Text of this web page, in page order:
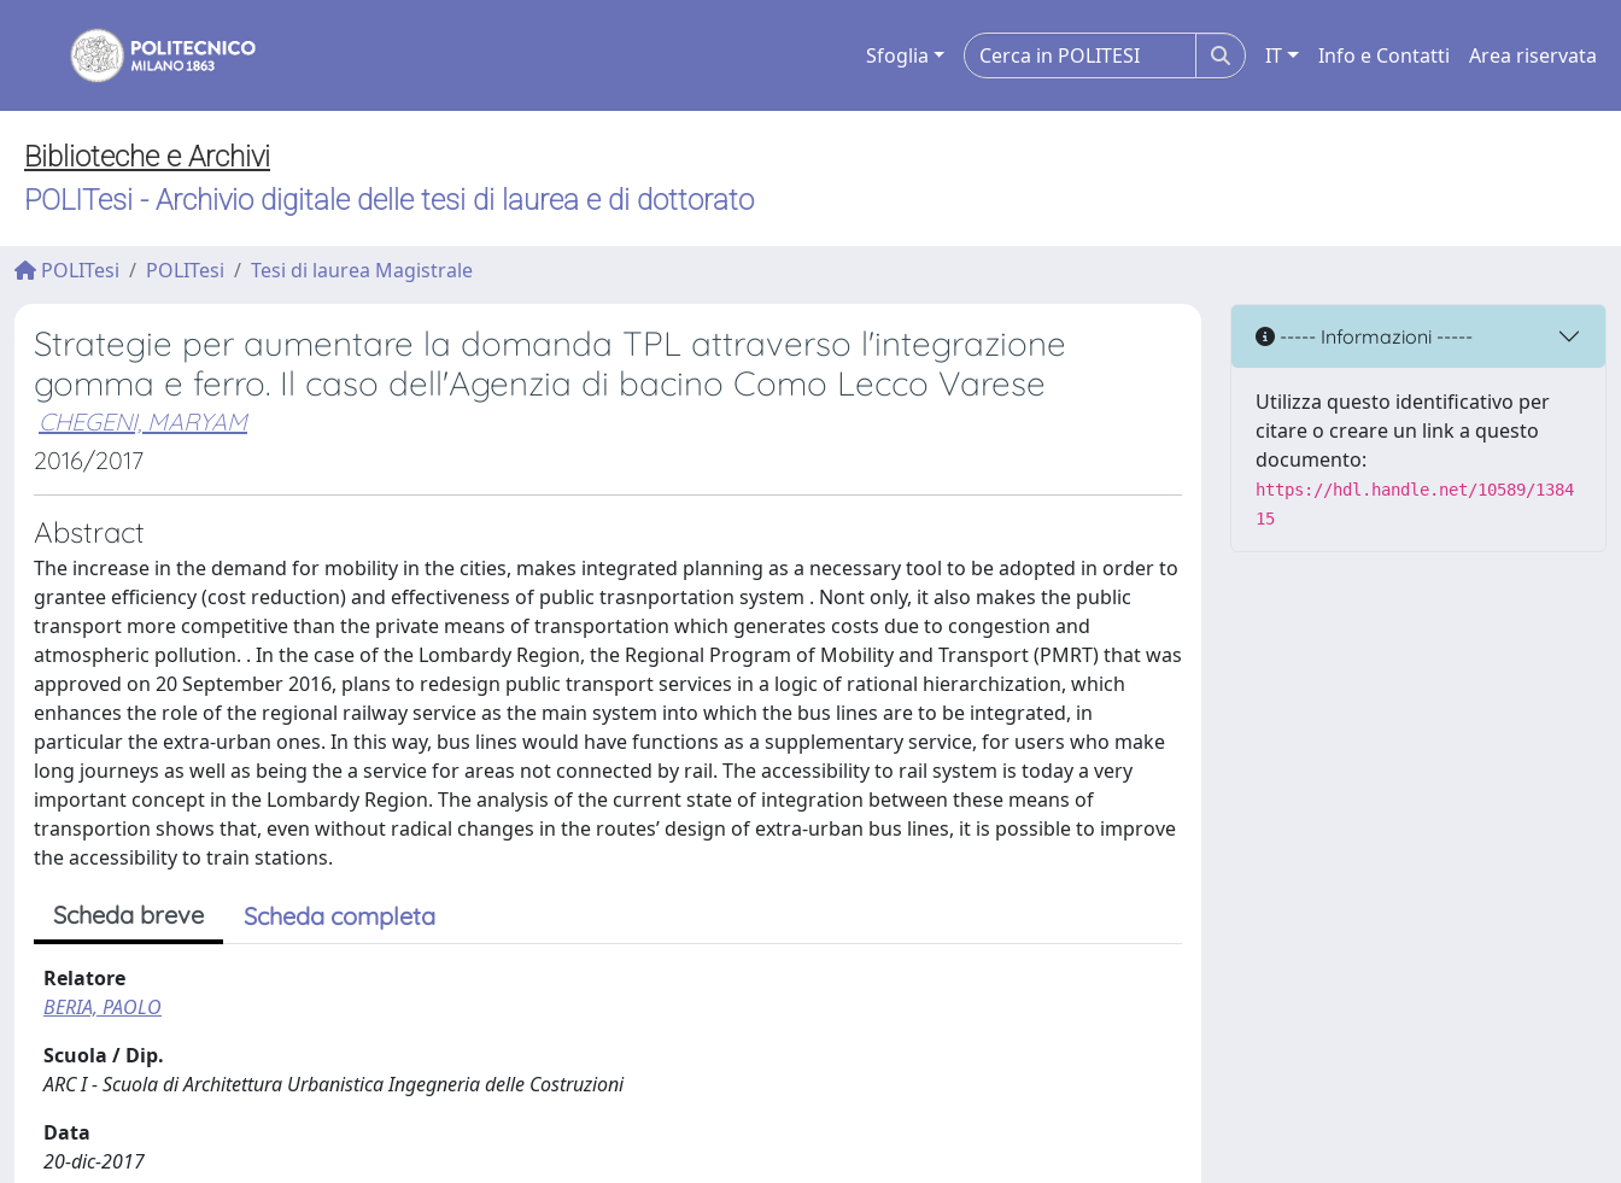
Sfoglia IT Info e Contatti Area riservata
Biblioteche e Archivi
POLITesi - Archivio digitale delle tesi di laurea e di dottorato
POLITesi POLITesi Tesi di laurea Magistrale
Strategie per aumentare la domanda TPL attraverso l'integrazione
gomma e ferro. Il caso dell'Agenzia di bacino Como Lecco Varese
CHEGENI, MARYAM
2016/2017
Abstract
The increase in the demand for mobility in the cities, makes integrated planning as a necessary tool to be adopted in order to
grantee efficiency (cost reduction) and effectiveness of public trasnportation system . Nont only, it also makes the public
transport more competitive than the private means of transportation which generates costs due to congestion and
atmospheric pollution. . In the case of the Lombardy Region, the Regional Program of Mobility and Transport (PMRT) that was
approved on 20 September 2016, plans to redesign public transport services in a logic of rational hierarchization, which
enhances the role of the regional railway service as the main system into which the bus lines are to be integrated, in
particular the extra-urban ones. In this way, bus lines would have functions as a supplementary service, for users who make
long journeys as well as being the a service for areas not connected by rail. The accessibility to rail system is today a very
important concept in the Lombardy Region. The analysis of the current state of integration between these means of
transportion shows that, even without radical changes in the routes’ design of extra-urban bus lines, it is possible to improve
the accessibility to train stations.
Scheda breve Scheda completa
Relatore
BERIA, PAOLO
Scuola / Dip.
ARC I - Scuola di Architettura Urbanistica Ingegneria delle Costruzioni
Data
20-dic-2017
----- Informazioni -----
Utilizza questo identificativo per
citare o creare un link a questo
documento:
https://hdl.handle.net/10589/1384
15